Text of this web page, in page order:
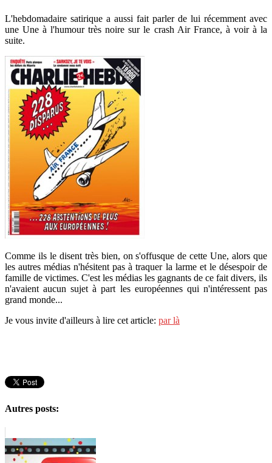
L'hebdomadaire satirique a aussi fait parler de lui récemment avec
une Une à l'humour très noire sur le crash Air France, à voir à la
suite.
Comme ils le disent très bien, on s'offusque de cette Une, alors que
les autres médias n'hésitent pas à traquer la larme et le désespoir de
famille de victimes. C'est les médias les gagnants de ce fait divers, ils
n'avaient aucun sujet à part les européennes qui n'intéressent pas
grand monde...
Je vous invite d'ailleurs à lire cet article: par là
Autres posts: